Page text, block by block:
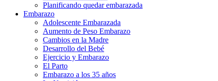
Planificando quedar embarazada
Embarazo
Adolescente Embarazada
Aumento de Peso Embarazo
Cambios en la Madre
Desarrollo del Bebé
Ejercicio y Embarazo
El Parto
Embarazo a los 35 años